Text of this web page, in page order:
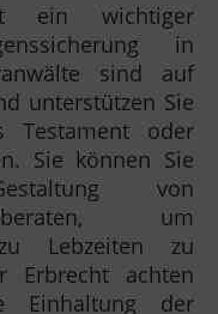
ein wichtiger
in
sind auf
unterstützen Sie
Testament oder
Sie können Sie
von
beraten, um
zu Lebzeiten zu
Erbrecht achten
Einhaltung der